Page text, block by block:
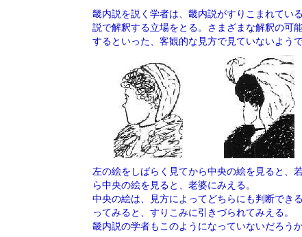
畿内説を説く学者は、畿内説がすりこまれてい
説で解釈する立場をとる。さまざまな解釈の可
するといった、客観的な見方で見ていないようで
左の絵をしばらく見てから中央の絵を見ると、
ら中央の絵を見ると、老婆にみえる。
中央の絵は、見方によってどちらにも判断でき
ってみると、すりこみに引きづられてみえる。
畿内説の学者もこのようになっていないだろうか